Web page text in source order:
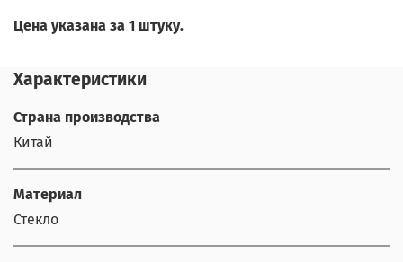
Цена указана за 1 штуку.
Характеристики
Страна производства
Китай
Материал
Стекло